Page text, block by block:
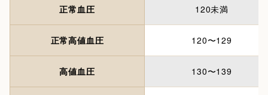
正常血圧 120未満
正常高値血圧 120〜129
高値血圧 130〜139